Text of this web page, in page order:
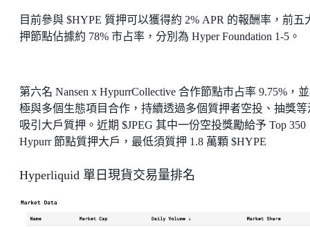
目前參與 $HYPE 質押可以獲得約 2% APR 的報酬率，前五
押節點佔據約 78% 市占率，分別為 Hyper Foundation 1-5。
第六名 Nansen x HypurrCollective 合作節點市占率 9.75%，
極與多個生態項目合作，持續透過多個質押者空投、抽獎等
吸引大戶質押。近期 $JPEG 其中一份空投獎勵給予 Top 350
Hypurr 節點質押大戶，最低須質押 1.8 萬顆 $HYPE
Hyperliquid 單日現貨交易量排名